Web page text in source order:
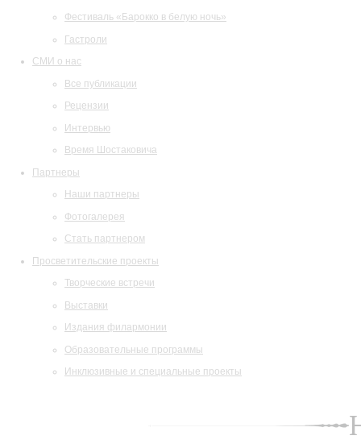
Фестиваль «Барокко в белую ночь»
Гастроли
СМИ о нас
Все публикации
Рецензии
Интервью
Время Шостаковича
Партнеры
Наши партнеры
Фотогалерея
Стать партнером
Просветительские проекты
Творческие встречи
Выставки
Издания филармонии
Образовательные программы
Инклюзивные и специальные проекты